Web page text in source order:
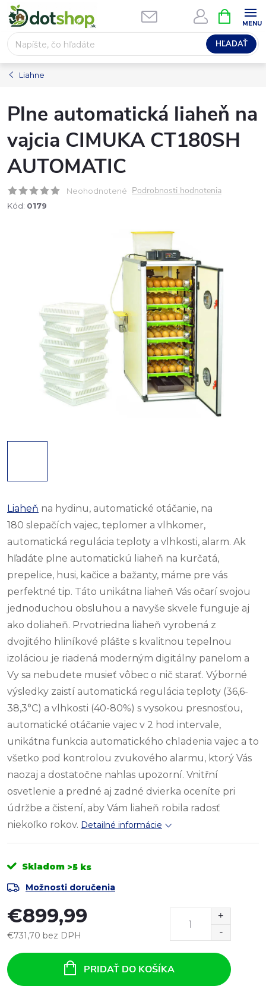
Prejsť
na
obsah
HĽADAŤ
KOŠÍK
Liahne
Plne automatická liaheň na
vajcia CIMUKA CT180SH
AUTOMATIC
Neohodnotené Podrobnosti hodnotenia
Kód: 0179
Liaheň na hydinu, automatické otáčanie, na
180 slepačích vajec, teplomer a vlhkomer,
automatická regulácia teploty a vlhkosti, alarm. Ak
hľadáte plne automatickú liaheň na kurčatá,
prepelice, husi, kačice a bažanty, máme pre vás
perfektné tip. Táto unikátna liaheň Vás očarí svojou
jednoduchou obsluhou a navyše skvele funguje aj
ako doliaheň. Prvotriedna liaheň vyrobená z
dvojitého hliníkové plášte s kvalitnou tepelnou
izoláciou je riadená moderným digitálny panelom a
Vy sa nebudete musieť vôbec o nič starať. Výborné
výsledky zaistí automatická regulácia teploty (36,6-
38,3°C) a vlhkosti (40-80%) s vysokou presnosťou,
automatické otáčanie vajec v 2 hod intervale,
unikátna funkcia automatického chladenia vajec a to
všetko pod kontrolou zvukového alarmu, ktorý Vás
naozaj a dostatočne nahlas upozorní. Vnitřní
osvetlenie a predné aj zadné dvierka oceníte pri
údržbe a čistení, aby Vám liaheň robila radosť
niekoľko rokov. Detailné informácie
Skladom >5 ks
Možnosti doručenia
€899,99
€731,70 bez DPH
cena:
PRIDAŤ DO KOŠÍKA